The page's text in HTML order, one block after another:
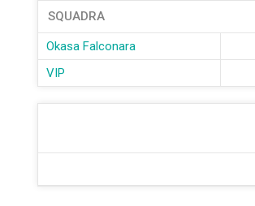
SQUADRA
Okasa Falconara
VIP